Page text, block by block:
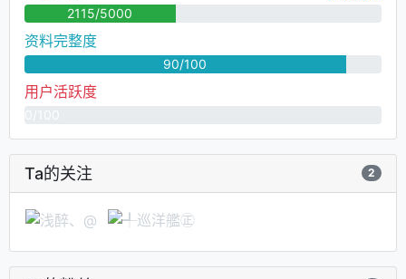
2115/5000
资料完整度
90/100
用户活跃度
Ta的关注 2